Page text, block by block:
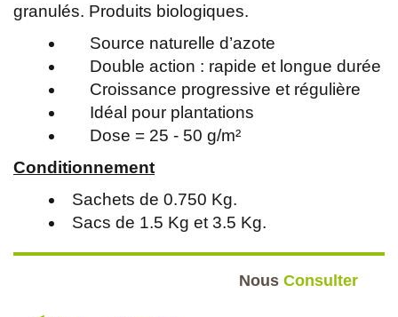
granulés. Produits biologiques.
Source naturelle d’azote
Double action : rapide et longue durée
Croissance progressive et régulière
Idéal pour plantations
Dose = 25 - 50 g/m²
Conditionnement
Sachets de 0.750 Kg.
Sacs de 1.5 Kg et 3.5 Kg.
Nous Consulter